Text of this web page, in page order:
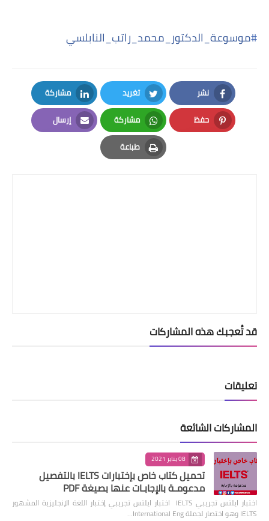
#موسوعة_الدكتور_محمد_راتب_النابلسي
نشر
Facebook
تغريد
Twitter
مشاركة
LinkedIn
حفظ
Pinterest
مشاركة
Whatsapp
إرسال
Email
طباعة
Print
قد تُعجبك هذه المشاركات
تعليقات
المشاركات الشائعة
08 يناير 2021
تحميل كتاب خاص بإختبارات IELTS بالتفصيل
مدعومـة بالإجابـات عنها بصيغة PDF
اختبار ايلتس تجريبي IELTS اختبار ايلتس تجريبي إختبار اللغة الإنجليزية المشهور
IELTS وهو اختصار لجملة International Eng…